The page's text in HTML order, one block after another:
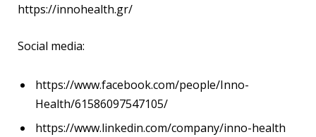
https://innohealth.gr/
Social media:
https://www.facebook.com/people/Inno-
Health/61586097547105/
https://www.linkedin.com/company/inno-health